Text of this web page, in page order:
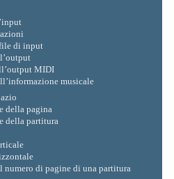
di input
MIDI
musicale
della pagina
della partitura
numero di pagine di una partitura